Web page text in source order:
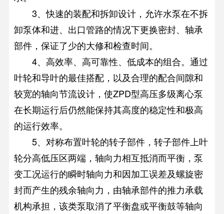
3、快速的装配和拆卸设计，允许水泵在不拆
卸泵体和进、出口管路的情况下更换密封、轴承
部件，保证了少的大修和检查时间。
4、高效率、高可靠性、低成本的组合。通过
叶轮和导叶的最佳搭配，以及合理的配合间隙和
较宽的轴向节流设计，使ZPD型高压多级离心泵
在长期运行后仍然能保持其高度的稳定性和极高
的运行效率。
5、对称布置叶轮的转子部件，转子部件上叶
轮分高低压区两端，轴向力相互抵消而平衡，泵
变工况运行的瞬时轴向力和因加工误差及螺旋密
封而产生的残余轴向力，由轴承部件的推力承载
机构承担，该类泵取消了平衡盘或平衡鼓等轴向